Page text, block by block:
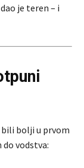
je teren – i
bili bolji u prvom
do vodstva: